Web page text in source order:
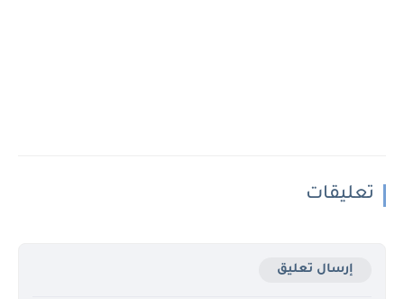
تعليقات
إرسال تعليق